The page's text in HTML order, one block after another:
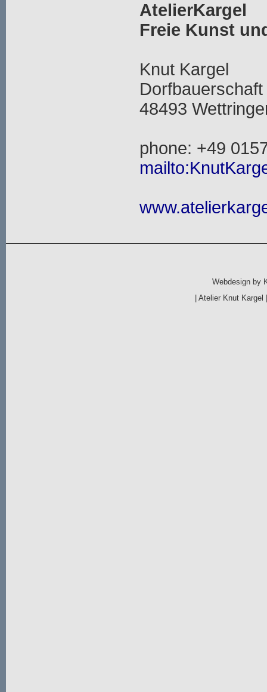
AtelierKargel
Freie Kunst
Knut Kargel
Dorfbauerschaft
48493
phone: +49
Webdesign by
|Atelier Knut Kargel